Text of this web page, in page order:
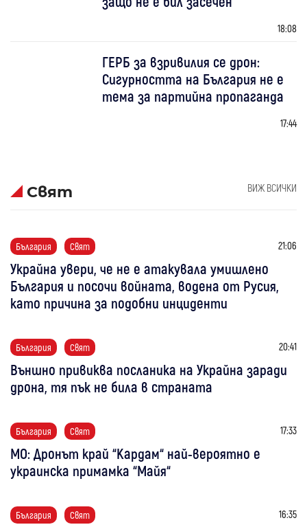
18:08
ГЕРБ за взривилия се дрон:
Сигурността на България не е
тема за партийна пропаганда
17:44
Свят ВИЖ ВСИЧКИ
България Свят 21:06
Украйна увери, че не е атакувала умишлено
България и посочи войната, водена от Русия,
като причина за подобни инциденти
България Свят 20:41
Външно привиква посланика на Украйна заради
дрона, тя пък не била в страната
България Свят 17:33
МО: Дронът край “Кардам“ най-вероятно е
украинска примамка “Майя“
България Свят 16:35